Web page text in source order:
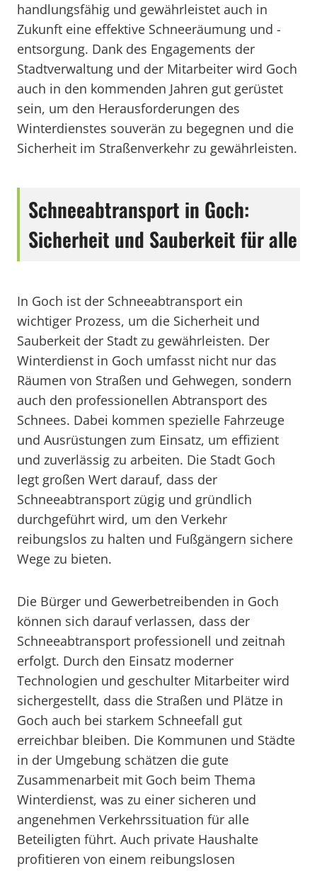
handlungsfähig und gewährleistet auch in
Zukunft eine effektive Schneeräumung und -
entsorgung. Dank des Engagements der
Stadtverwaltung und der Mitarbeiter wird Goch
auch in den kommenden Jahren gut gerüstet
sein, um den Herausforderungen des
Winterdienstes souverän zu begegnen und die
Sicherheit im Straßenverkehr zu gewährleisten.
Schneeabtransport in Goch:
Sicherheit und Sauberkeit für alle
In Goch ist der Schneeabtransport ein
wichtiger Prozess, um die Sicherheit und
Sauberkeit der Stadt zu gewährleisten. Der
Winterdienst in Goch umfasst nicht nur das
Räumen von Straßen und Gehwegen, sondern
auch den professionellen Abtransport des
Schnees. Dabei kommen spezielle Fahrzeuge
und Ausrüstungen zum Einsatz, um effizient
und zuverlässig zu arbeiten. Die Stadt Goch
legt großen Wert darauf, dass der
Schneeabtransport zügig und gründlich
durchgeführt wird, um den Verkehr
reibungslos zu halten und Fußgängern sichere
Wege zu bieten.
Die Bürger und Gewerbetreibenden in Goch
können sich darauf verlassen, dass der
Schneeabtransport professionell und zeitnah
erfolgt. Durch den Einsatz moderner
Technologien und geschulter Mitarbeiter wird
sichergestellt, dass die Straßen und Plätze in
Goch auch bei starkem Schneefall gut
erreichbar bleiben. Die Kommunen und Städte
in der Umgebung schätzen die gute
Zusammenarbeit mit Goch beim Thema
Winterdienst, was zu einer sicheren und
angenehmen Verkehrssituation für alle
Beteiligten führt. Auch private Haushalte
profitieren von einem reibungslosen